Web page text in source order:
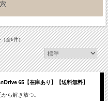
（全6件）
65【在庫あり】【送料無料】
ら解き放つ。